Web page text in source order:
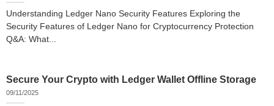
Understanding Ledger Nano Security Features Exploring the
Security Features of Ledger Nano for Cryptocurrency Protection
Q&A: What...
Secure Your Crypto with Ledger Wallet Offline Storage
09/11/2025